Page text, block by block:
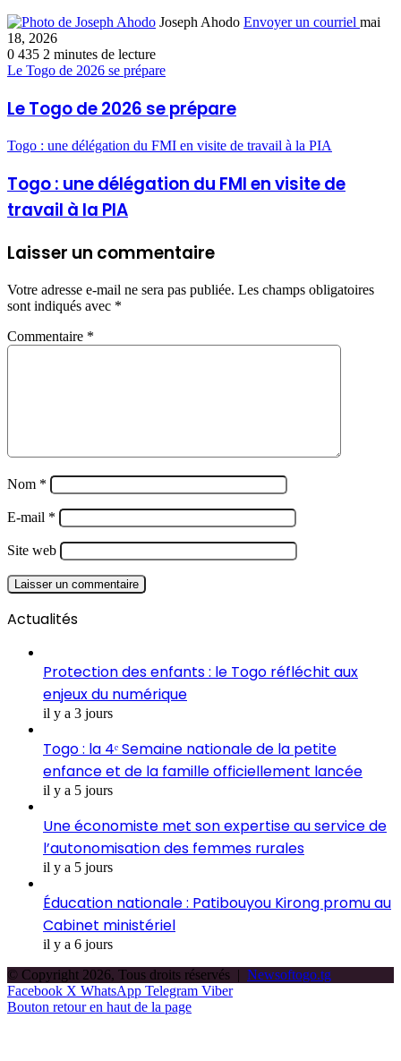
Joseph Ahodo Envoyer un courriel mai
18, 2026
0 435 2 minutes de lecture
Le Togo de 2026 se prépare
Le Togo de 2026 se prépare
Togo : une délégation du FMI en visite de travail à la PIA
Togo : une délégation du FMI en visite de
travail à la PIA
Laisser un commentaire
Votre adresse e-mail ne sera pas publiée. Les champs obligatoires
sont indiqués avec *
Commentaire *
Nom *
E-mail *
Site web
Actualités
Protection des enfants : le Togo réfléchit aux
enjeux du numérique
il y a 3 jours
Togo : la 4ᵉ Semaine nationale de la petite
enfance et de la famille officiellement lancée
il y a 5 jours
Une économiste met son expertise au service de
l’autonomisation des femmes rurales
il y a 5 jours
Éducation nationale : Patibouyou Kirong promu au
Cabinet ministériel
il y a 6 jours
© Copyright 2026, Tous droits réservés | Newsoftogo.tg
Facebook X WhatsApp Telegram Viber
Bouton retour en haut de la page